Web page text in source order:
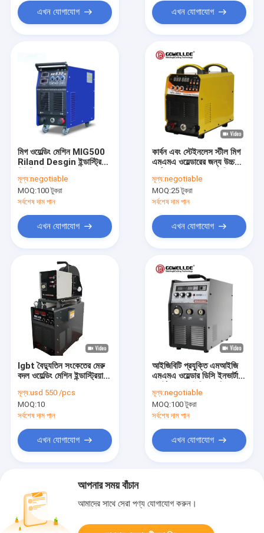
এখন যোগাযোগ এখন যোগাযোগ
মিগ ওয়েল্ডিং মেশিন MIG500
Riland Desgin ইন্ডাস্ট্রিয়াল
ওয়েল্ডার গ্যাস 4T দিয়ে স্মার্ট
ওয়েল্ডিং রক্ষা করে
মূল্য:negotiable
MOQ:100 টুকরা
সর্বশেষ দাম পান
এখন যোগাযোগ
কার্বন এবং স্টেইনলেস স্টীল মিগ
এমএমএ ওয়েল্ডারের জন্য উচ্চ
ওয়েল্ডার
মূল্য:negotiable
MOQ:25 টুকরা
সর্বশেষ দাম পান
এখন যোগাযোগ
Igbt বৈদ্যুতিন সংকেতের মেরু
বদল ওয়েল্ডিং মেশিন ইন্ডাস্ট্রিয়াল
ওয়েল্ডার 15KG টাইপ অফ
ওয়্যার ইনসুলেশন ক্লাস F
আলাদা ফিডার
মূল্য:usd 550 /pcs
MOQ:10
সর্বশেষ দাম পান
এখন যোগাযোগ
আইজিবিটি প্রযুক্তি এমআইজি
এমএমএ ওয়েল্ডার ডিসি ইনভার্টার
মেশিন MIG250GY
মূল্য:negotiable
MOQ:100 টুকরা
সর্বশেষ দাম পান
এখন যোগাযোগ
আপনার সময় বাঁচান
আমাদের সাথে সেরা পণ্য যোগাযোগ করুন।